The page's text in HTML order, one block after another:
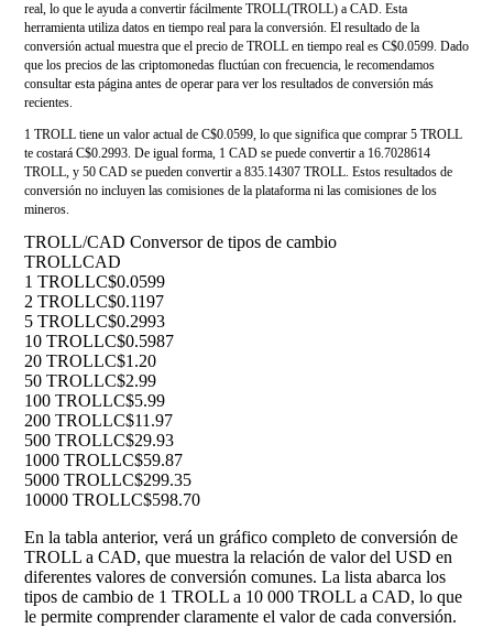
real, lo que le ayuda a convertir fácilmente TROLL(TROLL) a CAD. Esta
herramienta utiliza datos en tiempo real para la conversión. El resultado de la
conversión actual muestra que el precio de TROLL en tiempo real es C$0.0599. Dado
que los precios de las criptomonedas fluctúan con frecuencia, le recomendamos
consultar esta página antes de operar para ver los resultados de conversión más
recientes.
1 TROLL tiene un valor actual de C$0.0599, lo que significa que comprar 5 TROLL
te costará C$0.2993. De igual forma, 1 CAD se puede convertir a 16.7028614
TROLL, y 50 CAD se pueden convertir a 835.14307 TROLL. Estos resultados de
conversión no incluyen las comisiones de la plataforma ni las comisiones de los
mineros.
TROLL/CAD Conversor de tipos de cambio
TROLLCAD
1 TROLLC$0.0599
2 TROLLC$0.1197
5 TROLLC$0.2993
10 TROLLC$0.5987
20 TROLLC$1.20
50 TROLLC$2.99
100 TROLLC$5.99
200 TROLLC$11.97
500 TROLLC$29.93
1000 TROLLC$59.87
5000 TROLLC$299.35
10000 TROLLC$598.70
En la tabla anterior, verá un gráfico completo de conversión de
TROLL a CAD, que muestra la relación de valor del USD en
diferentes valores de conversión comunes. La lista abarca los
tipos de cambio de 1 TROLL a 10 000 TROLL a CAD, lo que
le permite comprender claramente el valor de cada conversión.